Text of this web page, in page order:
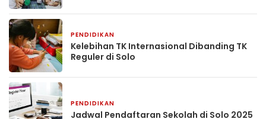
PENDIDIKAN
Kelebihan TK Internasional Dibanding TK
Reguler di Solo
PENDIDIKAN
Jadwal Pendaftaran Sekolah di Solo 2025